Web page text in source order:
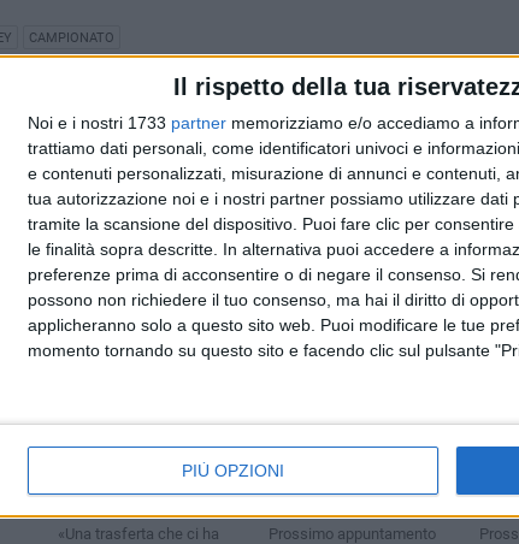
Il rispetto della tua
Noi e i nostri 1733 partner memorizziamo e/o accediamo a
trattiamo dati personali, come identificatori univoci e
e contenuti personalizzati, misurazione di annunci e contenuti,
tua autorizzazione noi e i nostri partner possiamo utilizzare dati
tramite la scansione del dispositivo. Puoi fare clic per
le finalità sopra descritte. In alternativa puoi accedere a
preferenze prima di acconsentire o di negare il consenso. Si
possono non richiedere il tuo consenso, ma hai il diritto di
applicheranno solo a questo sito web. Puoi modificare le tue
momento tornando su questo sito e facendo clic sul pulsante
PIÙ OPZIONI
CAMPIONATO
C:
e
quarto posto. Joy
Volley Femminile –
«Una trasferta che ci ha
vittoria al tie-break
contro l’Amatori
Prossimo appuntamento